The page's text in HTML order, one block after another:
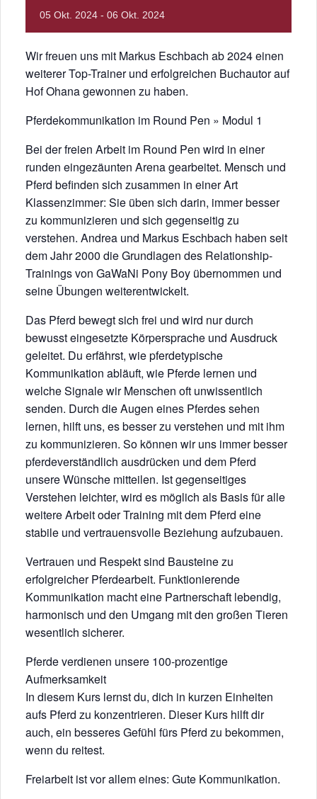
05 Okt. 2024 - 06 Okt. 2024
Wir freuen uns mit Markus Eschbach ab 2024 einen
weiterer Top-Trainer und erfolgreichen Buchautor auf
Hof Ohana gewonnen zu haben.
Pferdekommunikation im Round Pen » Modul 1
Bei der freien Arbeit im Round Pen wird in einer
runden eingezäunten Arena gearbeitet. Mensch und
Pferd befinden sich zusammen in einer Art
Klassenzimmer: Sie üben sich darin, immer besser
zu kommunizieren und sich gegenseitig zu
verstehen. Andrea und Markus Eschbach haben seit
dem Jahr 2000 die Grundlagen des Relationship-
Trainings von GaWaNi Pony Boy übernommen und
seine Übungen weiterentwickelt.
Das Pferd bewegt sich frei und wird nur durch
bewusst eingesetzte Körpersprache und Ausdruck
geleitet. Du erfährst, wie pferdetypische
Kommunikation abläuft, wie Pferde lernen und
welche Signale wir Menschen oft unwissentlich
senden. Durch die Augen eines Pferdes sehen
lernen, hilft uns, es besser zu verstehen und mit ihm
zu kommunizieren. So können wir uns immer besser
pferdeverständlich ausdrücken und dem Pferd
unsere Wünsche mitteilen. Ist gegenseitiges
Verstehen leichter, wird es möglich als Basis für alle
weitere Arbeit oder Training mit dem Pferd eine
stabile und vertrauensvolle Beziehung aufzubauen.
Vertrauen und Respekt sind Bausteine zu
erfolgreicher Pferdearbeit. Funktionierende
Kommunikation macht eine Partnerschaft lebendig,
harmonisch und den Umgang mit den großen Tieren
wesentlich sicherer.
Pferde verdienen unsere 100-prozentige
Aufmerksamkeit
In diesem Kurs lernst du, dich in kurzen Einheiten
aufs Pferd zu konzentrieren. Dieser Kurs hilft dir
auch, ein besseres Gefühl fürs Pferd zu bekommen,
wenn du reitest.
Freiarbeit ist vor allem eines: Gute Kommunikation.